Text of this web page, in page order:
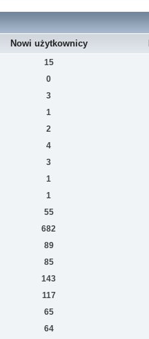
Nowi użytkownicy
15
0
3
1
2
4
3
1
1
55
682
89
85
143
117
65
64